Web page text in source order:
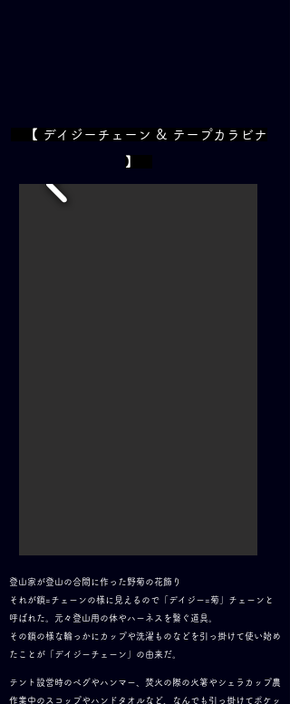
【 デイジーチェーン & テープカラビナ
】
登山家が登山の合間に作った野菊の花飾り
それが鎖=チェーンの様に見えるので「デイジー=菊」チェーンと
呼ばれた。元々登山用の体やハーネスを繋ぐ道具。
その鎖の様な輪っかにカップや洗濯ものなどを引っ掛けて使い始め
たことが「デイジーチェーン」の由来だ。
テント設営時のペグやハンマー、焚火の際の火箸やシェラカップ農
作業中のスコップやハンドタオルなど、なんでも引っ掛けてポケッ